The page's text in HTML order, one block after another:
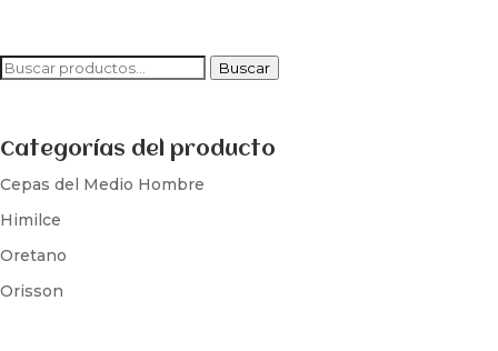
Buscar
Buscar
Categorías del producto
Cepas del Medio Hombre
Himilce
Oretano
Orisson